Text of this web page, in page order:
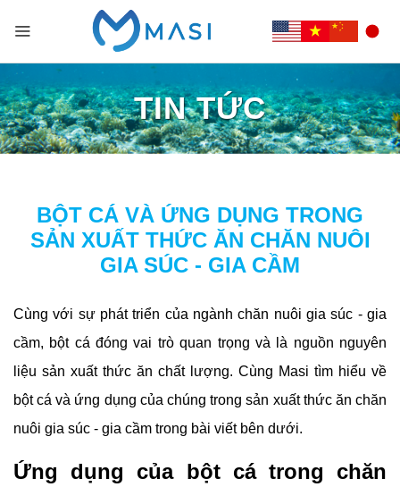
TIN TỨC
BỘT CÁ VÀ ỨNG DỤNG TRONG
SẢN XUẤT THỨC ĂN CHĂN NUÔI
GIA SÚC - GIA CẦM
Cùng với sự phát triển của ngành chăn nuôi gia súc - gia
cầm, bột cá đóng vai trò quan trọng và là nguồn nguyên
liệu sản xuất thức ăn chất lượng. Cùng Masi tìm hiểu về
bột cá và ứng dụng của chúng trong sản xuất thức ăn chăn
nuôi gia súc - gia cầm trong bài viết bên dưới.
Ứng dụng của bột cá trong chăn